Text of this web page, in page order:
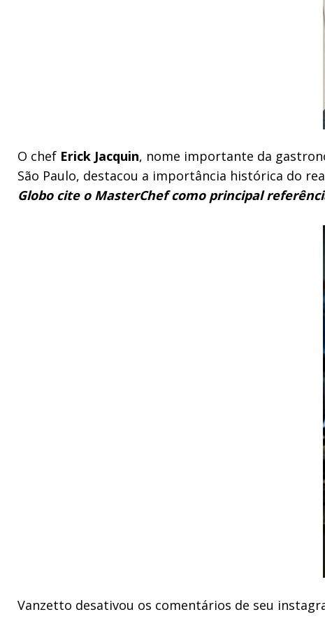
O chef Erick Jacquin, nome importante da
São Paulo, destacou a importância histórica do
Globo cite o MasterChef como principal
Vanzetto desativou os comentários de seu